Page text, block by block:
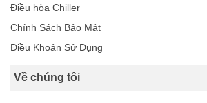
Điều hòa Chiller
Chính Sách Bảo Mật
Điều Khoản Sử Dụng
Về chúng tôi